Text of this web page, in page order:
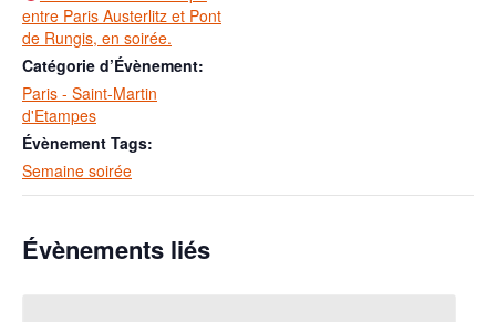
entre Paris Austerlitz et Pont
de Rungis, en soirée.
Catégorie d’Évènement:
Paris - Saint-Martin
d'Etampes
Évènement Tags:
Semaine soirée
Évènements liés